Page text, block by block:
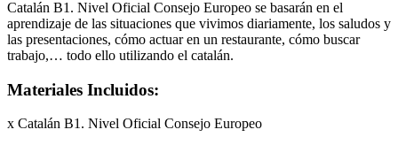
Catalán B1. Nivel Oficial Consejo Europeo se basarán en el
aprendizaje de las situaciones que vivimos diariamente, los saludos y
las presentaciones, cómo actuar en un restaurante, cómo buscar
trabajo,… todo ello utilizando el catalán.
Materiales Incluidos:
x Catalán B1. Nivel Oficial Consejo Europeo